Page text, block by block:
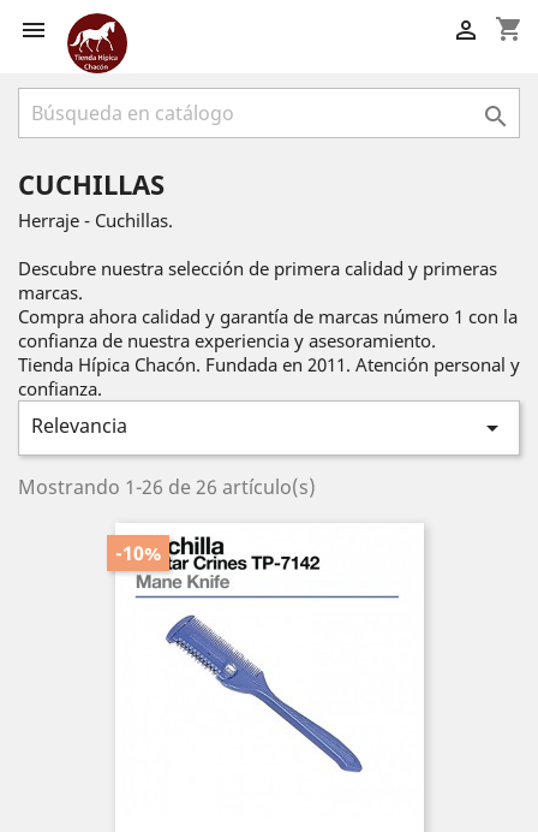
 shopping_cart


CUCHILLAS
Herraje - Cuchillas.
Descubre nuestra selección de primera calidad y primeras
marcas.
Compra ahora calidad y garantía de marcas número 1 con la
confianza de nuestra experiencia y asesoramiento.
Tienda Hípica Chacón. Fundada en 2011. Atención personal y
confianza.
Relevancia 
Mostrando 1-26 de 26 artículo(s)
-10%